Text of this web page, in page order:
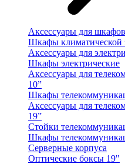
Аксессуары для
Шкафы климатической
Аксессуары для
Шкафы электрические
Аксессуары для
10”
Шкафы
Аксессуары для
19”
Стойки
Шкафы
Серверные корпуса
Оптические боксы 19"